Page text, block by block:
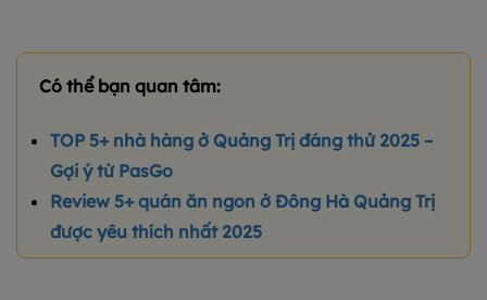
Có thể bạn quan tâm:
TOP 5+ nhà hàng ở Quảng Trị đáng thử 2025 –
Gợi ý từ PasGo
Review 5+ quán ăn ngon ở Đông Hà Quảng Trị
được yêu thích nhất 2025